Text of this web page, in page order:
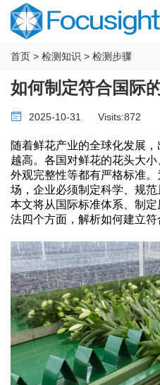
首页 > 检测知识 > 检测步骤
如何制定符合国际
2025-10-31 Visits:872
随着鲜花产业的全球化发展
越高。各国对鲜花的花头大
外观完整性等都有严格标准
场，企业必须制定科学、规范
本文将从国际标准体系、制
法四个方面，解析如何建立符